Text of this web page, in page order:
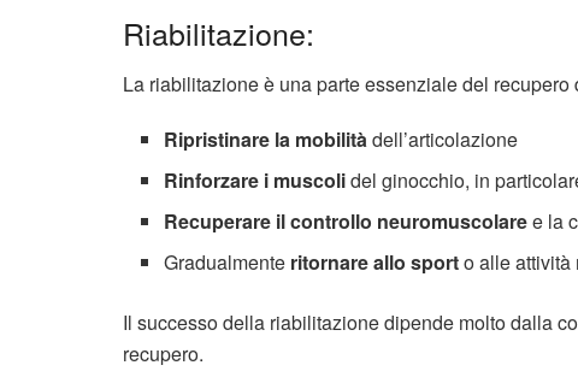
Riabilitazione:
La riabilitazione è una parte essenziale del
Ripristinare la mobilitàdell’articolazione
Rinforzare i muscolidel ginocchio, in
Recuperare il controllo neuromuscolaree la
Gradualmente ritornare allo sporto alle attività
Il successo della riabilitazione dipende molto dalla
recupero.